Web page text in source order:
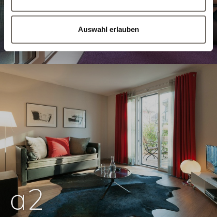
Auswahl erlauben
a1
a2